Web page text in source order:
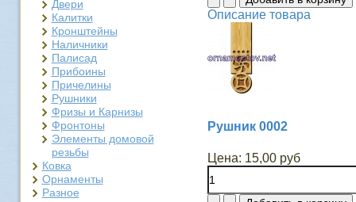
Двери
Калитки
Кронштейны
Наличники
Палисад
Прибоины
Причелины
Рушники
Фризы и Карнизы
Фронтоны
Элементы домовой
резьбы
Ковка
Орнаменты
Разное
Описание товара
Рушник 0002
Цена: 15,00 руб